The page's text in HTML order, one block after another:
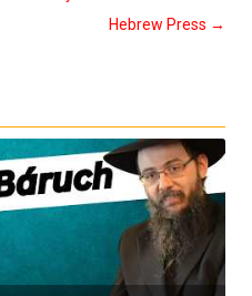
Hebrew Press →